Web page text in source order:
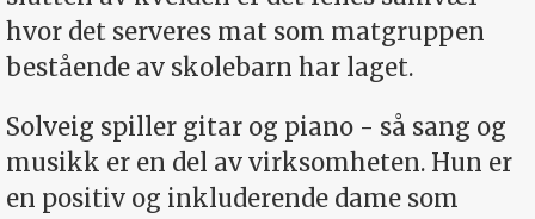
hvor det serveres mat som matgruppen
bestående av skolebarn har laget.
Solveig spiller gitar og piano - så sang og
musikk er en del av virksomheten. Hun er
en positiv og inkluderende dame som